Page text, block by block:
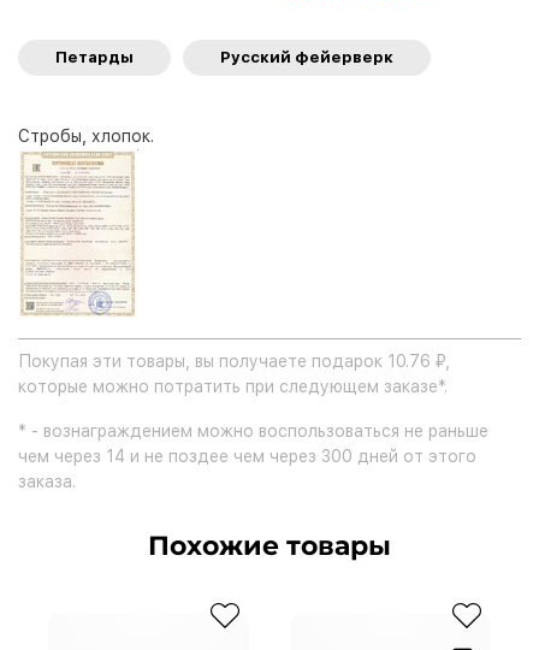
Петарды Русский фейерверк
Стробы, хлопок.
Покупая эти товары, вы получаете подарок 10.76 ₽,
которые можно потратить при следующем заказе*.
* - вознаграждением можно воспользоваться не раньше
чем через 14 и не поздее чем через 300 дней от этого
заказа.
Похожие товары